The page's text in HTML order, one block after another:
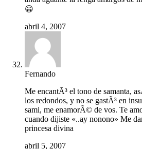
😀
abril 4, 2007
Fernando
Me encantÃ³ el tono de samanta,
los redondos, y no se gastÃ³ en
sami, me enamorÃ© de vos. Te
cuando dijiste «..ay nonono» Me
princesa divina
abril 5, 2007